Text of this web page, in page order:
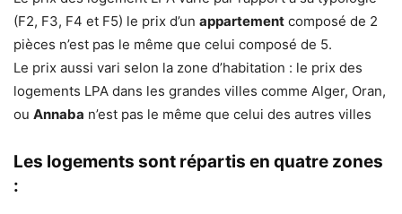
(F2, F3, F4 et F5) le prix d’un appartement composé de 2
pièces n’est pas le même que celui composé de 5.
Le prix aussi vari selon la zone d’habitation : le prix des
logements LPA dans les grandes villes comme Alger, Oran,
ou Annaba n’est pas le même que celui des autres villes
Les logements sont répartis en quatre zones
: